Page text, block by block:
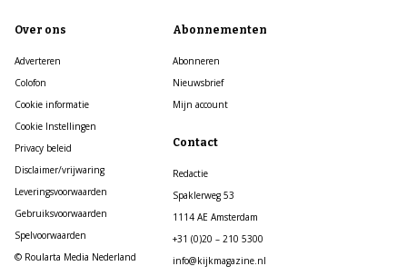
Over ons
Adverteren
Colofon
Cookie informatie
Cookie Instellingen
Privacy beleid
Disclaimer/vrijwaring
Leveringsvoorwaarden
Gebruiksvoorwaarden
Spelvoorwaarden
© Roularta Media Nederland
Abonnementen
Abonneren
Nieuwsbrief
Mijn account
Contact
Redactie
Spaklerweg 53
1114 AE Amsterdam
+31 (0)20 – 210 5300
info@kijkmagazine.nl